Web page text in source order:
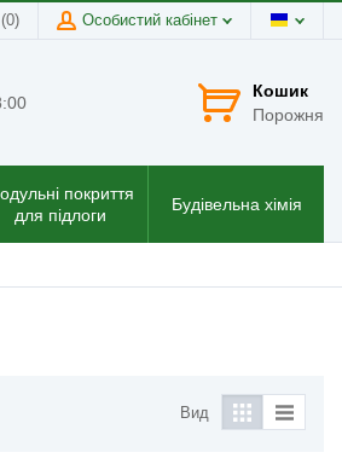
0) Особистий кабінет
Кошик
Порожня
покриття
для підлоги
Будівельна хімія
Вид